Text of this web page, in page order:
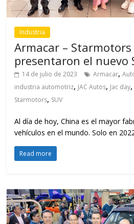
Industria
Armacar – Starmotors
presentaron el nuevo
14 de julio de 2023 Armacar,
industria automotriz, JAC Autos, Jac day,
Starmotors, SUV
Al día de hoy, China es el mayor
vehículos en el mundo. Solo en
Read more